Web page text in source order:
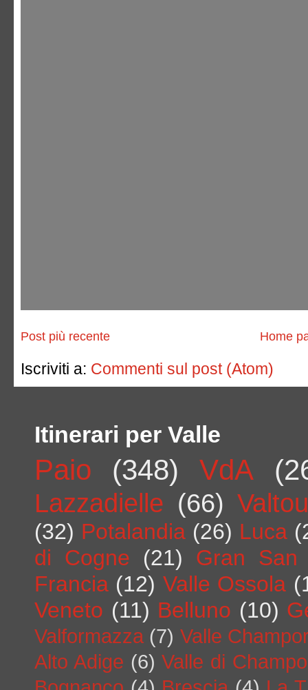
Post più recente Home
Iscriviti a: Commenti sul post (Atom)
Itinerari per Valle
Paio (348) VdA
Lazzadielle (66)
(32) Potalandia (26) Luca
di Cogne
(21)
Gran San
Francia (12) Valle Ossola
Veneto (11) Belluno (10)
Valformazza (7) Valle
Alto Adige (6) Valle di